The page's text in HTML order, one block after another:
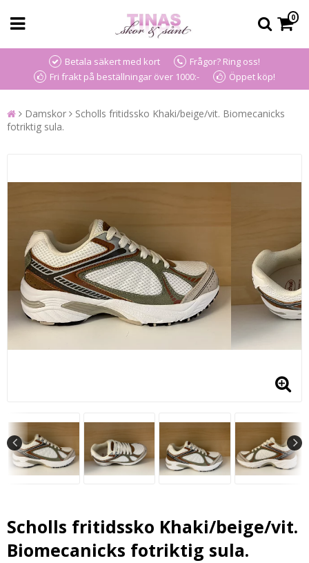
0
Betala säkert med kort
Frågor? Ring oss!
Fri frakt på beställningar över 1000:-
Öppet köp!
Damskor
Scholls fritidssko Khaki/beige/vit. Biomecanicks
fotriktig sula.
Scholls fritidssko Khaki/beige/vit.
Biomecanicks fotriktig sula.